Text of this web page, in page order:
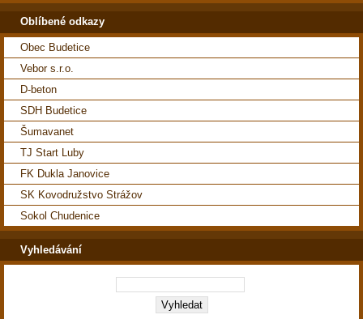
Oblíbené odkazy
Obec Budetice
Vebor s.r.o.
D-beton
SDH Budetice
Šumavanet
TJ Start Luby
FK Dukla Janovice
SK Kovodružstvo Strážov
Sokol Chudenice
Vyhledávání